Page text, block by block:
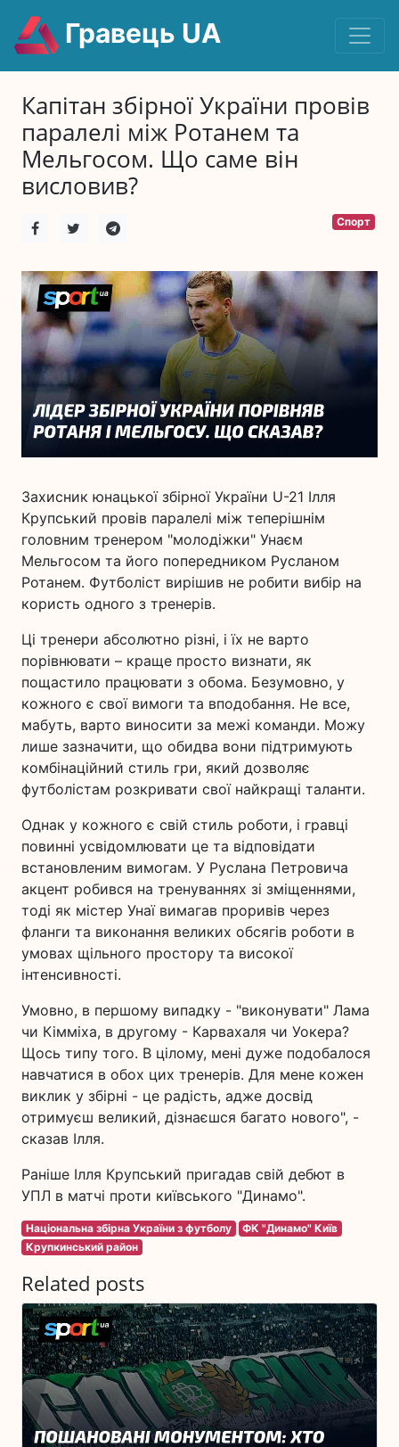
Гравець UA
Капітан збірної України провів
паралелі між Ротанем та
Мельгосом. Що саме він
висловив?
Спорт
Захисник юнацької збірної України U-21 Ілля
Крупський провів паралелі між теперішнім
головним тренером "молодіжки" Унаєм
Мельгосом та його попередником Русланом
Ротанем. Футболіст вирішив не робити вибір на
користь одного з тренерів.
Ці тренери абсолютно різні, і їх не варто
порівнювати – краще просто визнати, як
пощастило працювати з обома. Безумовно, у
кожного є свої вимоги та вподобання. Не все,
мабуть, варто виносити за межі команди. Можу
лише зазначити, що обидва вони підтримують
комбінаційний стиль гри, який дозволяє
футболістам розкривати свої найкращі таланти.
Однак у кожного є свій стиль роботи, і гравці
повинні усвідомлювати це та відповідати
встановленим вимогам. У Руслана Петровича
акцент робився на тренуваннях зі зміщеннями,
тоді як містер Унаї вимагав проривів через
фланги та виконання великих обсягів роботи в
умовах щільного простору та високої
інтенсивності.
Умовно, в першому випадку - "виконувати" Лама
чи Кімміха, в другому - Карвахаля чи Уокера?
Щось типу того. В цілому, мені дуже подобалося
навчатися в обох цих тренерів. Для мене кожен
виклик у збірні - це радість, адже досвід
отримуєш великий, дізнаєшся багато нового", -
сказав Ілля.
Раніше Ілля Крупський пригадав свій дебют в
УПЛ в матчі проти київського "Динамо".
Національна збірна України з футболу
ФК "Динамо" Київ
Крупкинський район
Related posts